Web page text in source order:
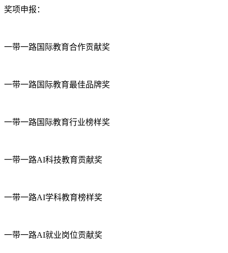
奖项申报：
一带一路国际教育合作贡献奖
一带一路国际教育最佳品牌奖
一带一路国际教育行业榜样奖
一带一路AI科技教育贡献奖
一带一路AI学科教育榜样奖
一带一路AI就业岗位贡献奖